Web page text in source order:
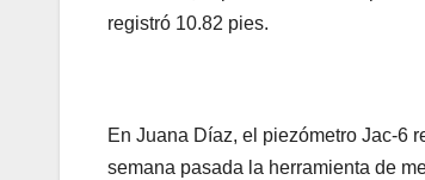
registró 10.82 pies.
En Juana Díaz, el piezómetro Jac-6
semana pasada la herramienta de